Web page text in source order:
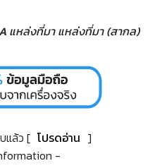
แหล่งที่มา แหล่งที่มา (สากล)
แล้ว [ โปรดอ่าน ]
-